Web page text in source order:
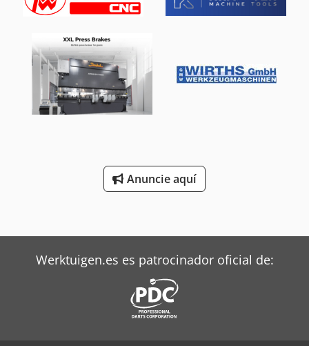
Anuncie aquí
Werktuigen.es es patrocinador oficial de: